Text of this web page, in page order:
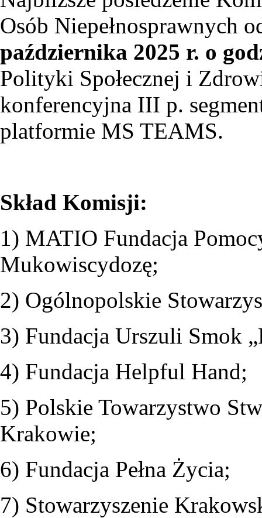
Osób Niepełnosprawnych
października 2025 r. o
Polityki Społecznej i
konferencyjna III p.
platformie MS TEAMS.
Skład Komisji:
1) MATIO Fundacja
Mukowiscydozę;
2) Ogólnopolskie
3) Fundacja Urszuli Smok
4) Fundacja Helpful Hand;
5) Polskie Towarzystwo
Krakowie;
6) Fundacja Pełna Życia;
7) Stowarzyszenie